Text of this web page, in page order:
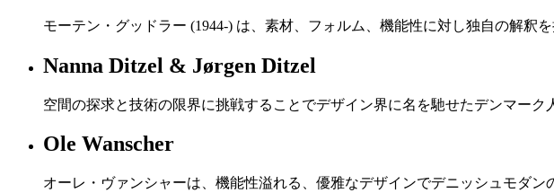
モーテン・グッドラー (1944-) は、素材、フォルム、機能性に対し独自の解釈
Nanna Ditzel & Jørgen Ditzel
空間の探求と技術の限界に挑戦することでデザイン界に名を馳せたデンマー
Ole Wanscher
オーレ・ヴァンシャーは、機能性溢れる、優雅なデザインでデニッシュモダ